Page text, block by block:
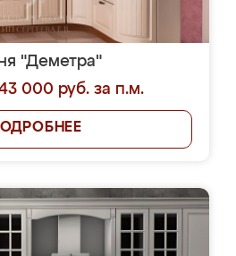
"Деметра"
000 руб. за п.м.